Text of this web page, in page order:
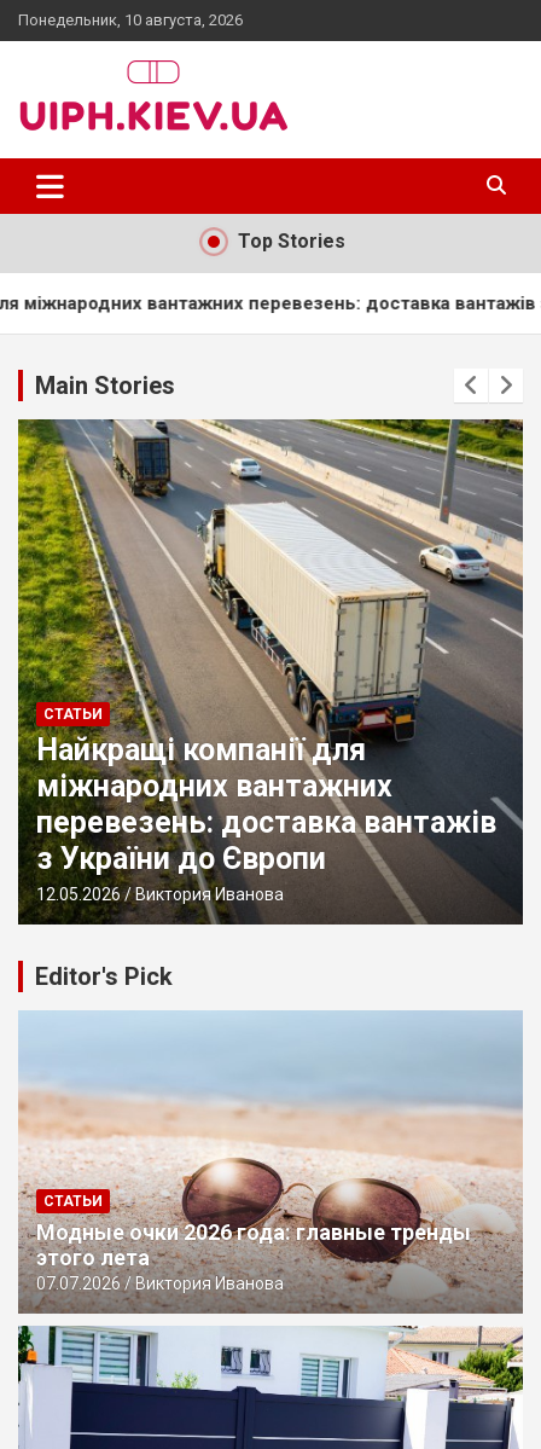
Skip
to
Понедельник, 10 августа, 2026
uiph.kiev.ua
Top Stories
перевезень: доставка вантажів з України до Європи
Main Stories
СТАТЬИ
Каким должен быть
современный кейтеринг для
свадьбы или праздника
23.04.2026 Виктория Иванова
Editor's Pick
СТАТЬИ
Модные очки 2026 года: главные тренды
этого лета
07.07.2026 Виктория Иванова